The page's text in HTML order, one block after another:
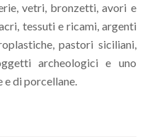
vetri, bronzetti, avori e
tessuti e ricami, argenti
pastori siciliani,
archeologici e uno
di porcellane.